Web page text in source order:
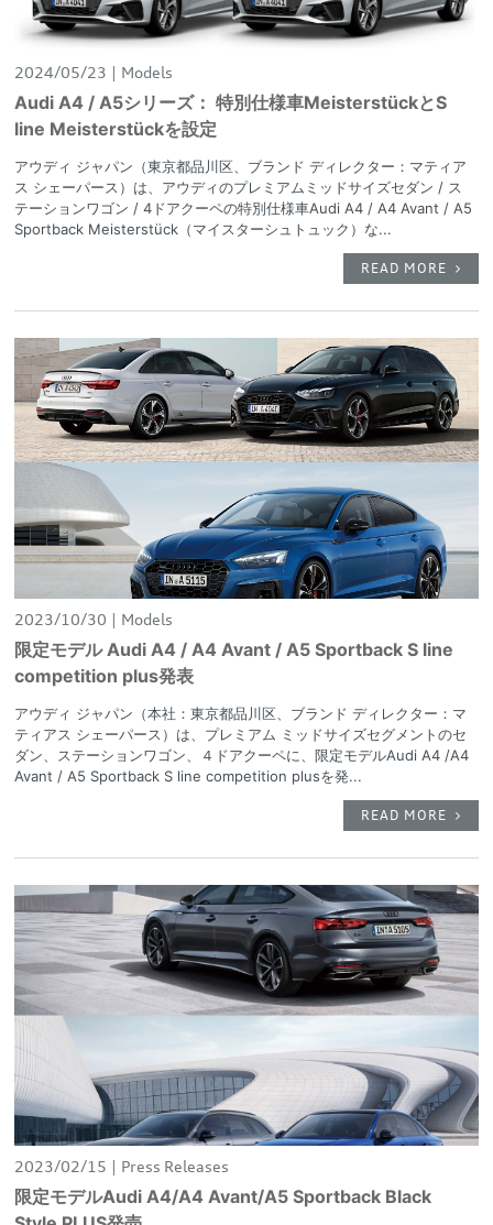
2024/05/23 Models
Audi A4 / A5シリーズ： 特別仕様車MeisterstückとS
line Meisterstückを設定
アウディ ジャパン（東京都品川区、ブランド ディレクター：マティア
ス シェーパース）は、アウディのプレミアムミッドサイズセダン / ス
テーションワゴン / 4ドアクーペの特別仕様車Audi A4 / A4 Avant / A5
Sportback Meisterstück（マイスターシュトュック）な...
READ MORE
2023/10/30 Models
限定モデル Audi A4 / A4 Avant / A5 Sportback S line
competition plus発表
アウディ ジャパン（本社：東京都品川区、ブランド ディレクター：マ
ティアス シェーパース）は、プレミアム ミッドサイズセグメントのセ
ダン、ステーションワゴン、４ドアクーペに、限定モデルAudi A4 /A4
Avant / A5 Sportback S line competition plusを発...
READ MORE
2023/02/15 Press Releases
限定モデルAudi A4/A4 Avant/A5 Sportback Black